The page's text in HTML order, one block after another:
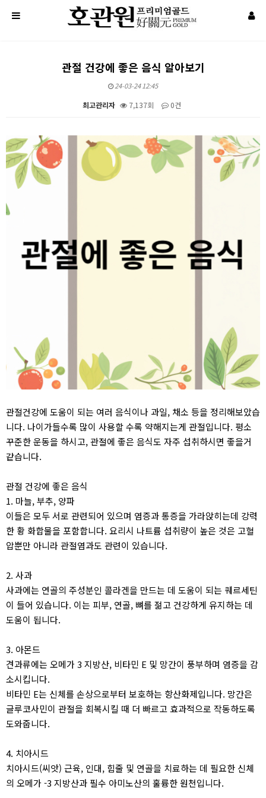
관절 건강에 좋은 음식 알아보기
24-03-24 12:45
최고관리자 7,137회 0건
관절건강에 도움이 되는 여러 음식이나 과일, 채소 등을 정리해보았습
니다. 나이가들수록 많이 사용할 수록 약해지는게 관절입니다. 평소
꾸준한 운동을 하시고, 관절에 좋은 음식도 자주 섭취하시면 좋을거
같습니다.
관절 건강에 좋은 음식
1. 마늘, 부추, 양파
이들은 모두 서로 관련되어 있으며 염증과 통증을 가라앉히는데 강력
한 황 화합물을 포함합니다. 요리시 나트륨 섭취량이 높은 것은 고혈
압뿐만 아니라 관절염과도 관련이 있습니다.
2. 사과
사과에는 연골의 주성분인 콜라겐을 만드는 데 도움이 되는 퀘르세틴
이 들어 있습니다. 이는 피부, 연골, 뼈를 젊고 건강하게 유지하는 데
도움이 됩니다.
3. 아몬드
견과류에는 오메가 3 지방산, 비타민 E 및 망간이 풍부하며 염증을 감
소시킵니다.
비타민 E는 신체를 손상으로부터 보호하는 항산화제입니다. 망간은
글루코사민이 관절을 회복시킬 때 더 빠르고 효과적으로 작동하도록
도와줍니다.
4. 치아시드
치아시드(씨앗) 근육, 인대, 힘줄 및 연골을 치료하는 데 필요한 신체
의 오메가 -3 지방산과 필수 아미노산의 훌륭한 원천입니다.